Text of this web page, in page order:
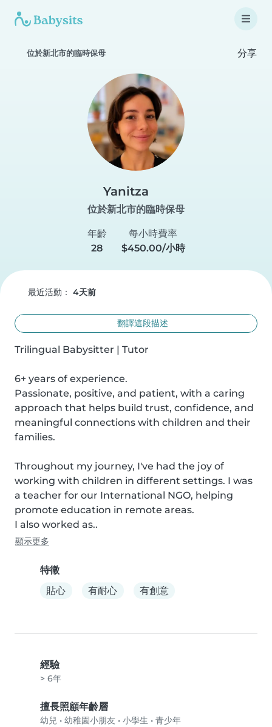
位於新北市的臨時保母 分享
Yanitza
位於新北市的臨時保母
年齡
28
每小時費率
$450.00/小時
最近活動： 4天前
翻譯這段描述
Trilingual Babysitter | Tutor
6+ years of experience.
Passionate, positive, and patient, with a caring
approach that helps build trust, confidence, and
meaningful connections with children and their
families.
Throughout my journey, I've had the joy of
working with children in different settings. I was
a teacher for our International NGO, helping
promote education in remote areas.
I also worked as..
顯示更多
特徵
貼心
有耐心 有創意
經驗
> 6年
擅長照顧年齡層
幼兒 • 幼稚園小朋友 • 小學生 • 青少年